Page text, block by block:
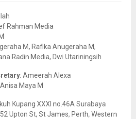
Rahman Media
M, Rafika Anugeraha M,
Radin Media, Dwi Utariningsih
: Ameerah Alexa
Anisa Maya M
Kupang XXXI no.46A Surabaya
52 Upton St, St James, Perth, Western